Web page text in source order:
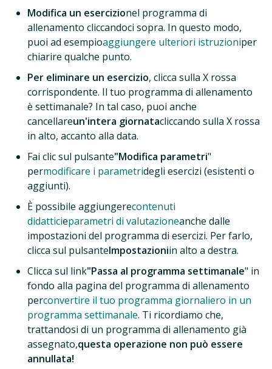
Modifica un esercizionel programma di
allenamento cliccandoci sopra. In questo modo,
puoi ad esempioaggiungere ulteriori istruzioniper
chiarire qualche punto.
Per eliminare un esercizio, clicca sulla X rossa
corrispondente. Il tuo programma di allenamento
è settimanale? In tal caso, puoi anche
cancellareun'intera giornatacliccando sulla X rossa
in alto, accanto alla data.
Fai clic sul pulsante"Modifica parametri"
permodificare i parametridegli esercizi (esistenti o
aggiunti).
È possibile aggiungerecontenuti
didatticieparametri di valutazioneanche dalle
impostazioni del programma di esercizi. Per farlo,
clicca sul pulsanteImpostazioniin alto a destra.
Clicca sul link"Passa al programma settimanale" in
fondo alla pagina del programma di allenamento
perconvertire il tuo programma giornaliero in un
programma settimanale. Ti ricordiamo che,
trattandosi di un programma di allenamento già
assegnato,questa operazione non può essere
annullata!